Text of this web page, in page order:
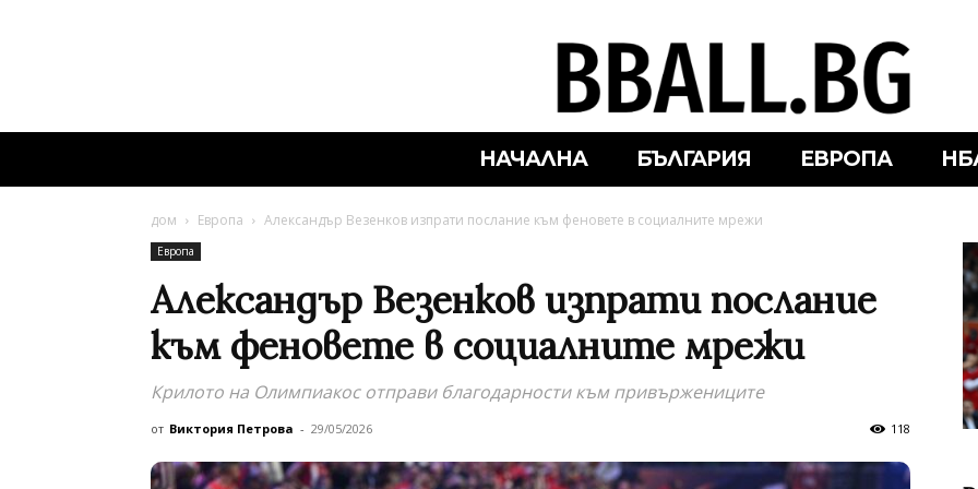
НАЧАЛНА БЪЛГАРИЯ ЕВРОПА
дом Европа Александър Везенков изпрати послание към феновете в социалните мрежи
Европа
Александър Везенков изпрати послание
към феновете в социалните мрежи
Крилото на Олимпиакос отправи благодарности към привържениците
от Виктория Петрова - 29/05/2026 118